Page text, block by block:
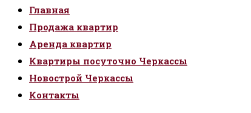
Главная
Продажа квартир
Аренда квартир
Квартиры посуточно Черкассы
Новострой Черкассы
Контакты